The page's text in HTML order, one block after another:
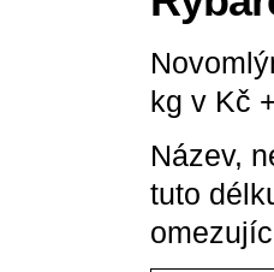
kg v Kč
Název,
tuto